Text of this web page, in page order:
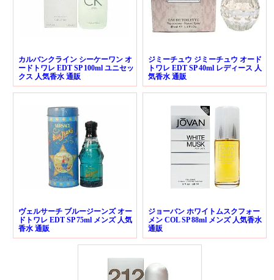
カルバンクライン シーケーワン オ
ードトワレ EDT SP 100ml ユニセッ
クス 人気香水 通販
ジミーチュウ ジミーチュウ オード
トワレ EDT SP 40ml レディース 人
気香水 通販
ヴェルサーチ ブルージーンズ オー
ドトワレ EDT SP 75ml メンズ 人気
香水 通販
ジョーバン ホワイトムスクフォー
メン COL SP 88ml メンズ 人気香水
通販